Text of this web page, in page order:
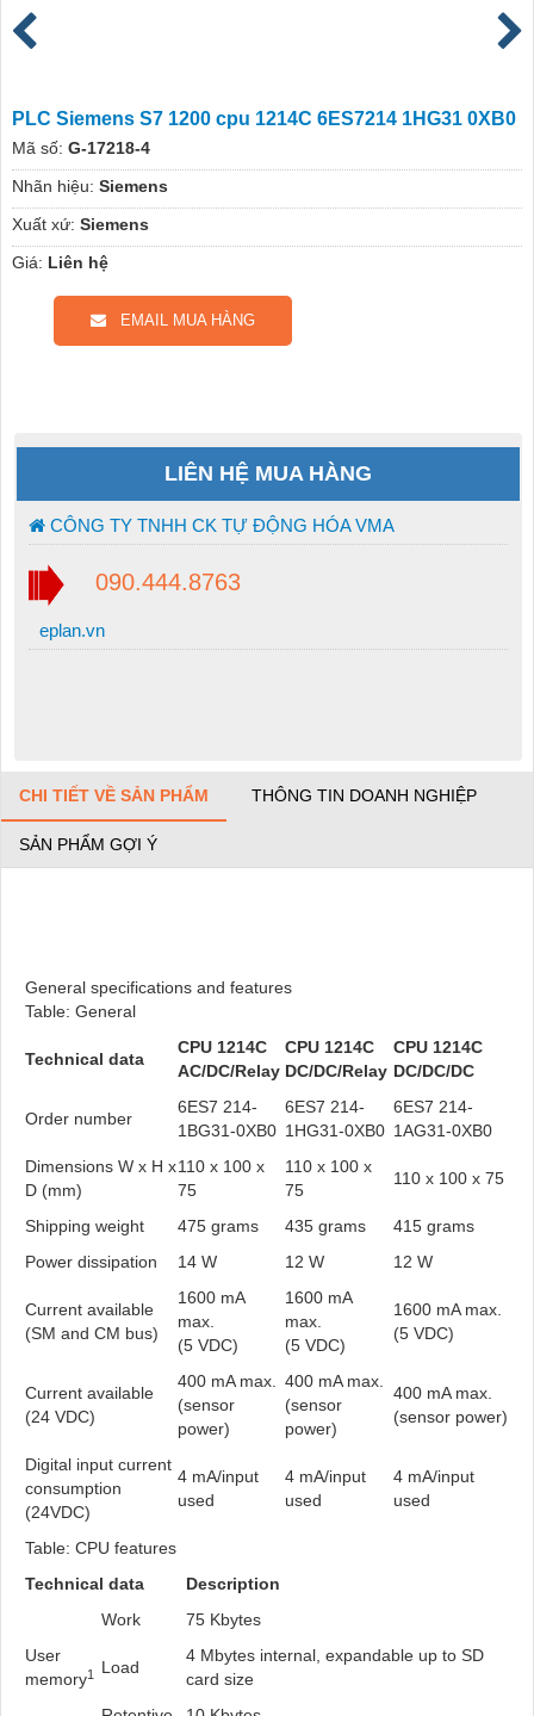
PLC Siemens S7 1200 cpu 1214C 6ES7214 1HG31 0XB0
Mã số: G-17218-4
Nhãn hiệu: Siemens
Xuất xứ: Siemens
Giá: Liên hệ
EMAIL MUA HÀNG
LIÊN HỆ MUA HÀNG
CÔNG TY TNHH CK TỰ ĐỘNG HÓA VMA
090.444.8763
eplan.vn
CHI TIẾT VỀ SẢN PHẨM THÔNG TIN DOANH NGHIỆP
SẢN PHẨM GỢI Ý
General specifications and features
Table: General
Technical data
CPU 1214C
AC/DC/Relay
CPU 1214C
DC/DC/Relay
CPU 1214C
DC/DC/DC
Order number
6ES7 214-
1BG31-0XB0
6ES7 214-
1HG31-0XB0
6ES7 214-
1AG31-0XB0
Dimensions W x H x
D (mm)
110 x 100 x
75
110 x 100 x
75
110 x 100 x 75
Shipping weight 475 grams 435 grams
415 grams
Power dissipation
14 W 12 W 12 W
Current available
(SM and CM bus)
1600 mA
max.
(5 VDC)
1600 mA
max.
(5 VDC)
1600 mA max.
(5 VDC)
Current available
(24 VDC)
400 mA max.
(sensor
power)
400 mA max.
(sensor
power)
400 mA max.
(sensor power)
Digital input current
consumption
(24VDC)
4 mA/input
used
4 mA/input
used
4 mA/input
used
Table: CPU features
Technical data
Description
User
memory1
Work 75 Kbytes
Load
4 Mbytes internal, expandable up to SD
card size